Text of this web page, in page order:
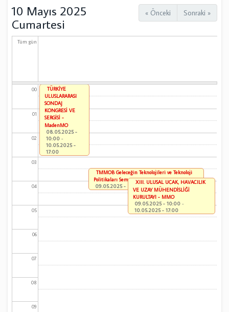
« Önceki Sonraki »
10 Mayıs 2025
Cumartesi
Tüm gün
00
01
02
03
04
05
06
07
08
09
TÜRKİYE
ULUSLARARASI
SONDAJ
KONGRESİ VE
SERGİSİ -
MadenMO
08.05.2025 -
10:00 -
10.05.2025 -
17:00
TMMOB Geleceğin Teknolojileri ve Teknoloji
Politikaları Sempozyumu
09.05.2025 - 09:30-10.05.2025 - 17:00
XIII. ULUSAL UÇAK, HAVACILIK
VE UZAY MÜHENDİSLİĞİ
KURULTAYI - MMO
09.05.2025 - 10:00-
10.05.2025 - 17:00